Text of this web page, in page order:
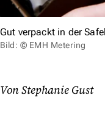
Gut verpackt in der
Bild: © EMH Metering
Von Stephanie Gust